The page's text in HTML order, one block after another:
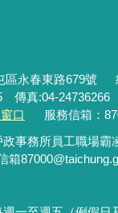
區永春東路679號
傳真:04-24736266
口
服務信箱：
政事務所員工職場霸
箱